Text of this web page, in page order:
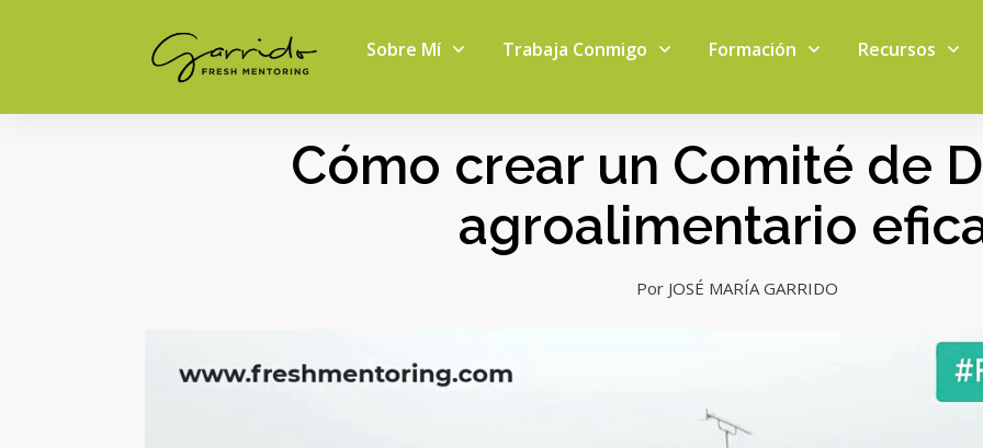
Sobre Mí Trabaja Conmigo Formación Recursos
Cómo crear un Comité de
agroalimentario
Por JOSÉ MARÍA GARRIDO